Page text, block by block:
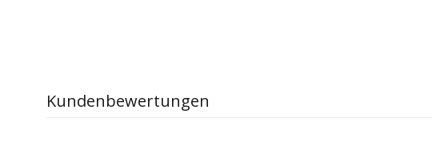
Kundenbewertungen